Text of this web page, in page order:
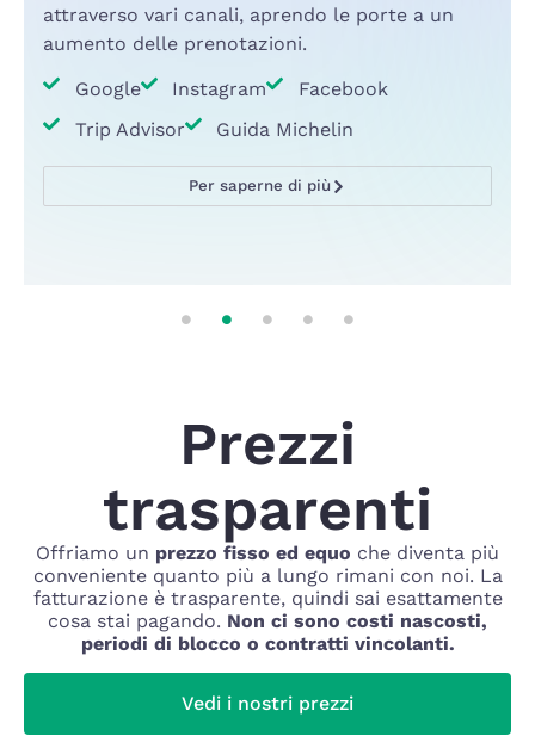
attraverso vari canali, aprendo le porte a un
aumento delle prenotazioni.
Google Instagram
Facebook
Trip Advisor
Guida Michelin
Per saperne di più
Prezzi
trasparenti
Offriamo un prezzo fisso ed equo che diventa più
conveniente quanto più a lungo rimani con noi. La
fatturazione è trasparente, quindi sai esattamente
cosa stai pagando. Non ci sono costi nascosti,
periodi di blocco o contratti vincolanti.
Vedi i nostri prezzi